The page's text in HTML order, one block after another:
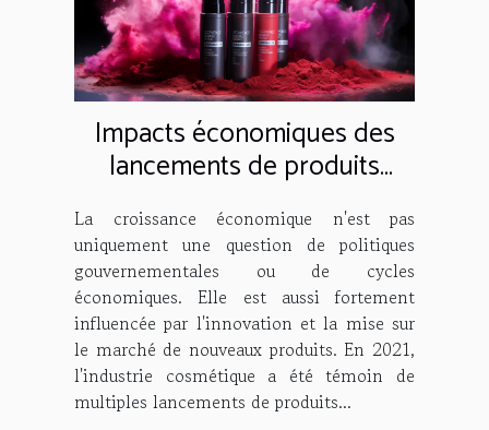
Impacts économiques des
lancements de produits
Maybelline en 2021
La croissance économique n'est pas
uniquement une question de politiques
gouvernementales ou de cycles
économiques. Elle est aussi fortement
influencée par l'innovation et la mise sur
le marché de nouveaux produits. En 2021,
l'industrie cosmétique a été témoin de
multiples lancements de produits...